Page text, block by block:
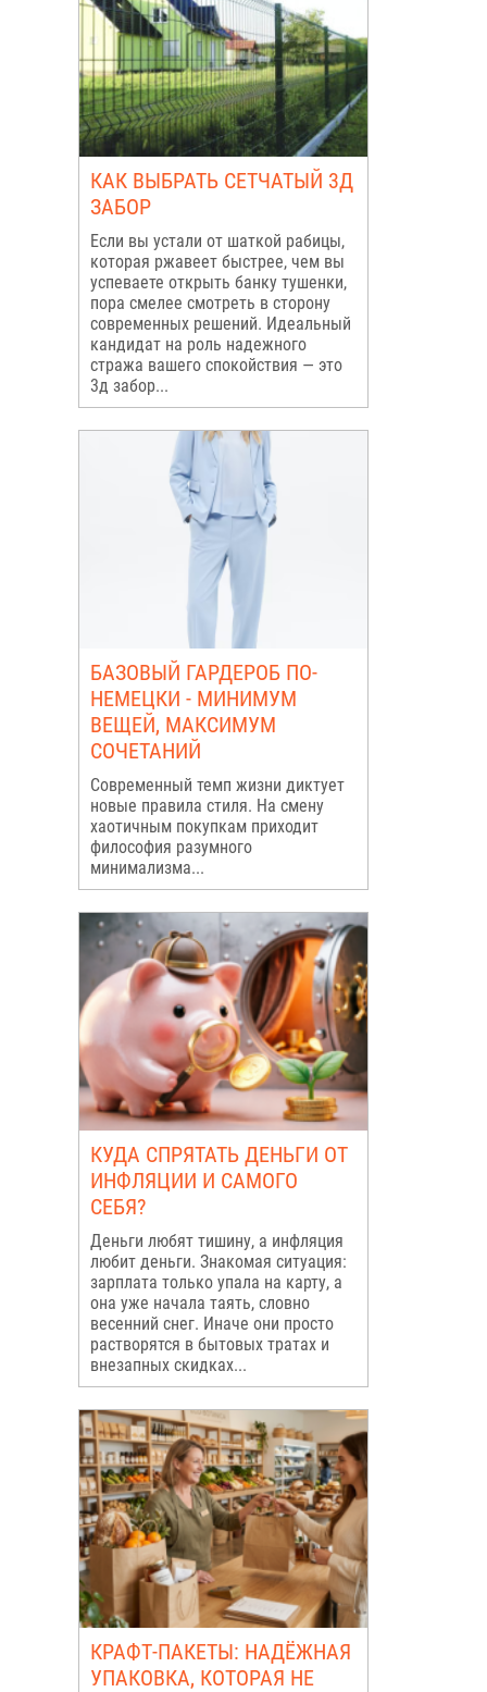
КАК ВЫБРАТЬ СЕТЧАТЫЙ 3Д
ЗАБОР
Если вы устали от шаткой рабицы,
которая ржавеет быстрее, чем вы
успеваете открыть банку тушенки,
пора смелее смотреть в сторону
современных решений. Идеальный
кандидат на роль надежного
стража вашего спокойствия — это
3д забор...
БАЗОВЫЙ ГАРДЕРОБ ПО-
НЕМЕЦКИ - МИНИМУМ
ВЕЩЕЙ, МАКСИМУМ
СОЧЕТАНИЙ
Современный темп жизни диктует
новые правила стиля. На смену
хаотичным покупкам приходит
философия разумного
минимализма...
КУДА СПРЯТАТЬ ДЕНЬГИ ОТ
ИНФЛЯЦИИ И САМОГО
СЕБЯ?
Деньги любят тишину, а инфляция
любит деньги. Знакомая ситуация:
зарплата только упала на карту, а
она уже начала таять, словно
весенний снег. Иначе они просто
растворятся в бытовых тратах и
внезапных скидках...
КРАФТ-ПАКЕТЫ: НАДЁЖНАЯ
УПАКОВКА, КОТОРАЯ НЕ